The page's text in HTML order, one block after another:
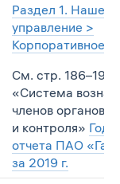
Раздел 1. Наше
управление >
Корпоративное
См. стр. 186–191,
«Система
членов органов
и контроля»
отчета ПАО
за 2019 г.